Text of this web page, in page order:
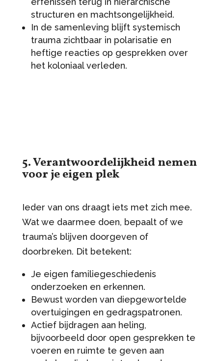
structuren en machtsongelijkheid.
In de samenleving blijft systemisch
trauma zichtbaar in polarisatie en
heftige reacties op gesprekken over
het koloniaal verleden.
5. Verantwoordelijkheid nemen
voor je eigen plek
Ieder van ons draagt iets met zich mee.
Wat we daarmee doen, bepaalt of we
trauma’s blijven doorgeven of
doorbreken. Dit betekent:
Je eigen familiegeschiedenis
onderzoeken en erkennen.
Bewust worden van diepgewortelde
overtuigingen en gedragspatronen.
Actief bijdragen aan heling,
bijvoorbeeld door open gesprekken te
voeren en ruimte te geven aan